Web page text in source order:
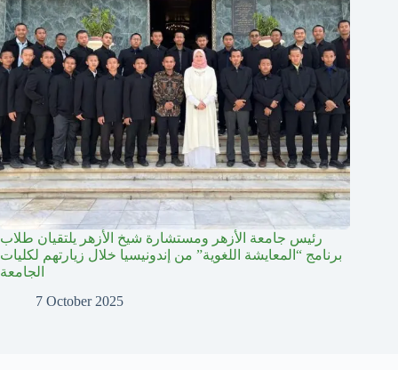
رئيس جامعة الأزهر ومستشارة شيخ الأزهر يلتقيان طلاب
برنامج “المعايشة اللغوية” من إندونيسيا خلال زيارتهم لكليات
الجامعة
7 October 2025